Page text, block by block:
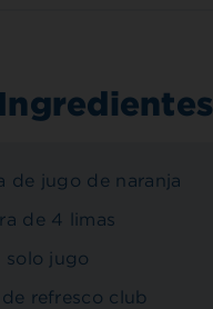
Ingredientes
de jugo de naranja
de 4 limas
solo jugo
refresco club